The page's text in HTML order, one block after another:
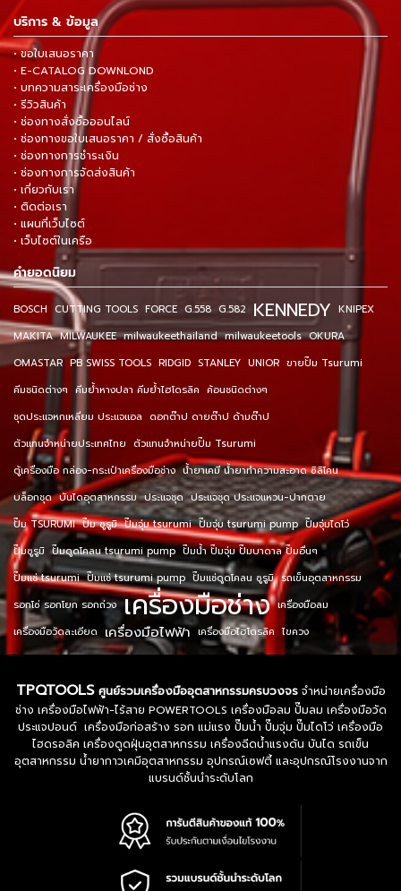
บริการ & ข้อมูล
• ขอใบเสนอราคา
• E-CATALOG DOWNLOND
• บทความสาระเครื่องมือช่าง
• รีวิวสินค้า
• ช่องทางสั่งซื้อออนไลน์
• ช่องทางขอใบเสนอราคา / สั่งซื้อสินค้า
• ช่องทางการชำระเงิน
• ช่องทางการจัดส่งสินค้า
• เกี่ยวกับเรา
• ติดต่อเรา
• แผนที่เว็บไซต์
• เว็บไซต์ในเครือ
คำยอดนิยม
BOSCH CUTTING TOOLS FORCE G.558 G.582 KENNEDY KNIPEX
MAKITA MILWAUKEE milwaukeethailand milwaukeetools OKURA
OMASTAR PB SWISS TOOLS RIDGID STANLEY UNIOR ขายปั๊ม Tsurumi
คีมชนิดต่างๆ คีมย้ำหางปลา คีมย้ำไฮโดรลิค ค้อนชนิดต่างๆ
ชุดประแจหกเหลี่ยม ประแจแอล ดอกต๊าป ดายต๊าป ด้ามต๊าป
ตัวแทนจำหน่ายประเทศไทย ตัวแทนจำหน่ายปั๊ม Tsurumi
ตู้เครื่องมือ กล่อง-กระเป๋าเครื่องมือช่าง น้ำยาเคมี น้ำยาทำความสะอาด ซิลิโคน
บล็อกชุด บันไดอุตสาหกรรม ประแจชุด ประแจชุด ประแจแหวน-ปากตาย
ปั๊ม TSURUMI ปั๊ม ซูรูมิ ปั๊มจุ่ม tsurumi ปั๊มจุ่ม tsurumi pump ปั๊มจุ่มไดโว่
ปั๊มซูรูมิ ปั๊มดูดโคลน tsurumi pump ปั๊มน้ำ ปั๊มจุ่ม ปั๊มบาดาล ปั๊มอื่นๆ
ปั๊มแช่ tsurumi ปั๊มแช่ tsurumi pump ปั๊มแช่ดูดโคลน ซูรูมิ รถเข็นอุตสาหกรรม
รอกโซ่ รอกโยก รอกถ่วง เครื่องมือช่าง เครื่องมือลม
เครื่องมือวัดละเอียด เครื่องมือไฟฟ้า เครื่องมือไฮโดรลิค ไขควง
TPQTOOLS ศูนย์รวมเครื่องมืออุตสาหกรรมครบวงจรจำหน่ายเครื่องมือ
ช่าง เครื่องมือไฟฟ้า-ไร้สาย POWERTOOLS เครื่องมือลม ปั๊มลม เครื่องมือวัด
ประแจปอนด์ เครื่องมือก่อสร้าง รอก แม่แรง ปั๊มน้ำ ปั๊มจุ่ม ปั๊มไดโว่ เครื่องมือ
ไฮดรอลิค เครื่องดูดฝุ่นอุตสาหกรรม เครื่องฉีดน้ำแรงดัน บันได รถเข็น
อุตสาหกรรม น้ำยากาวเคมีอุตสาหกรรม อุปกรณ์เซฟตี้ และอุปกรณ์โรงงานจาก
แบรนด์ชั้นนำระดับโลก